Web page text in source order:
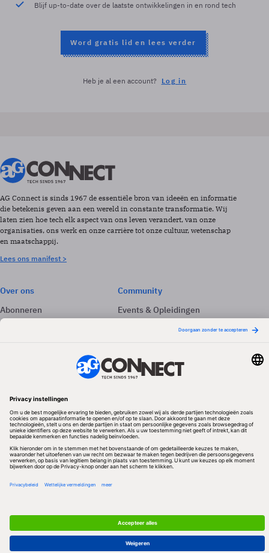
Blijf up-to-date over de laatste ontwikkelingen in en rond tech
Word gratis lid en lees verder
Heb je al een account? Log in
AG Connect is sinds 1967 de essentiële bron van ideeën en informatie
die betekenis geven aan een wereld in constante transformatie. Wij
laten zien hoe tech elk aspect van ons leven verandert, van onze
organisaties, ons werk en onze carrière tot onze cultuur, wetenschap
en maatschappij.
Lees ons manifest >
Over ons
Abonneren
Adverteren
Community
Events & Opleidingen
Volg ons
Redactionele partner
Algemene Voorwaarden & Copyrights